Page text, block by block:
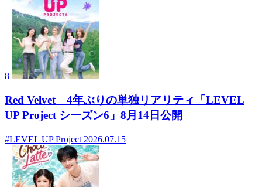
8
Red Velvet 4年ぶりの単独リアリティ「LEVEL
UP Project シーズン6」8月14日公開
#LEVEL UP Project 2026.07.15